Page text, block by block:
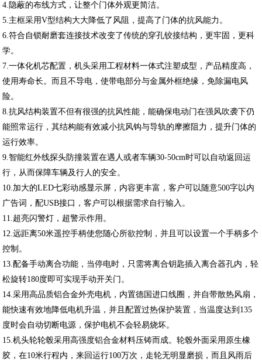
4.隐蔽的布线方式，让整个门体外观更简洁。
5.主框采用V型结构大大降低了风阻，提高了门体的抗风能力。
6.符合自锁耐磨套连接技术改变了传统的穿孔铰接结构，更牢固，更科
学。
7.一体化机芯配置，机头采用工程材料一体式注塑成型，产品精度高，
使用寿命长。而且不导电，使带电部分与金属外框绝缘，免除漏电风
险。
8.抗风结构装置不但有很强的抗风性能，能确保电动门在强风吹袭下仍
能照常运行，其结构能有效减小抗风钩与导轨的摩擦阻力，提升门体的
运行效率。
9.智能红外线探头防撞装置在遇人或者车辆30-50cm时可以自动返回运
行，从而保障车辆及行人的安全。
10.加大的LED七彩动感显示屏，内容更丰富，客户可以随意500字以内
广告词，配USB接口，客户可以根据需求自行输入。
11.超亮闪警灯，超警示作用。
12.远距离50米遥控手柄使您随心所欲控制，并且可以设置一个手柄多个
控制。
13.配备手动离合功能，当停电时，只需将离合钥匙插入离合器孔内，轻
松旋转180度即可实现手动开关门。
14.采用高品质铝合金外壳电机，内置德国进口线圈，并自带散热风扇，
能快速有效地降低电机升温，并且配置过热保护装置，当温度达到135
度时会自动切断电源，保护电机不会轻易烧坏。
15.机头轮轮毂采用高强度铝合金材料压铸而成。轮毂外面采用原生橡
胶，在10米行程内，来回运行100万次，走轮无明显磨损，而且风雨后